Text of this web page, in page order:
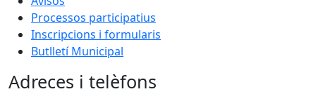
Processos participatius
Inscripcions i formularis
Butlletí Municipal
Adreces i telèfons